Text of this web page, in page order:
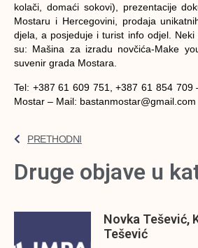
kolači, domaći sokovi), prezentacije
Mostaru i Hercegovini, prodaja
djela, a posjeduje i turist info odjel. Neki
su: Mašina za izradu novčića-Make
suvenir grada Mostara.
Tel: +387 61 609 751, +387 61 854 709
Mostar – Mail: bastanmostar@gmail.com
PRETHODNI
Druge objave u
Novka Tešević,
Tešević